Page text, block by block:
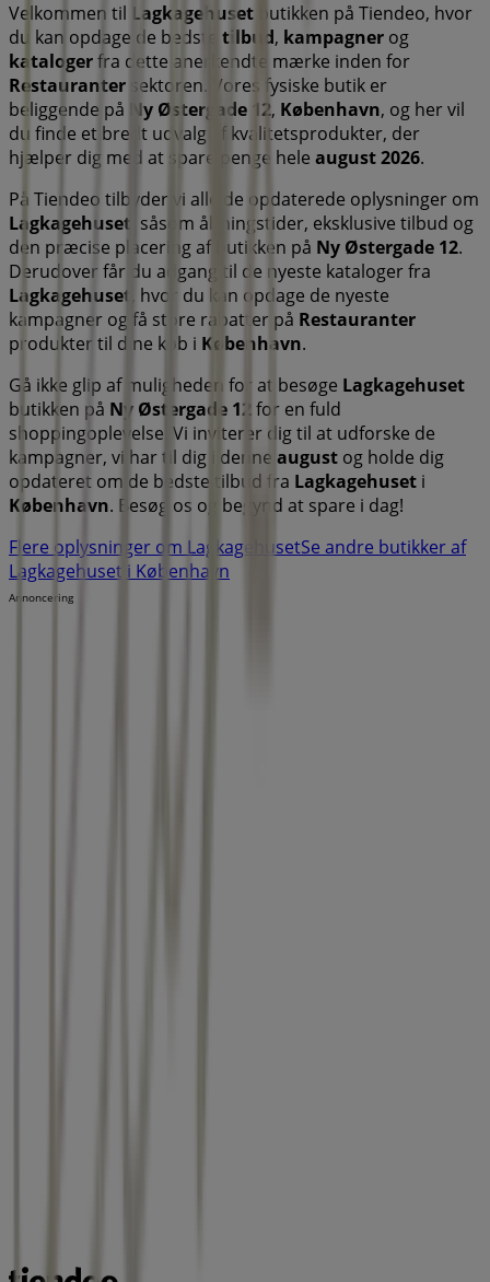
Velkommen til Lagkagehuset butikken på Tiendeo, hvor
du kan opdage de bedste tilbud, kampagner og
katalogerfra dette anerkendte mærke inden for
Restauranter sektoren. Vores fysiske butik er
beliggende på
Ny Østergade 12, København, og her vil
du finde et bredt udvalg af kvalitetsprodukter, der
hjælper dig med at spare penge hele august 2026.
På Tiendeo tilbyder vi alle de opdaterede oplysninger om
Lagkagehuset , såsom åbningstider, eksklusive tilbud og
den præcise placering af butikken på Ny Østergade 12.
Derudover får du adgang til de nyeste kataloger fra
Lagkagehuset , hvor du kan opdage de nyeste
kampagner og få store rabatter på Restauranter
produkter til dine køb i København.
Gå ikke glip af muligheden for at besøge Lagkagehuset
butikken på Ny Østergade 12for en fuld
shoppingoplevelse. Vi inviterer dig til at udforske de
kampagner, vi har til dig i denne august og holde dig
opdateret om de bedste tilbud fra Lagkagehuset i
København. Besøg os og begynd at spare i dag!
Flere oplysninger om LagkagehusetSe andre butikker af
Lagkagehuset i København
Annoncering